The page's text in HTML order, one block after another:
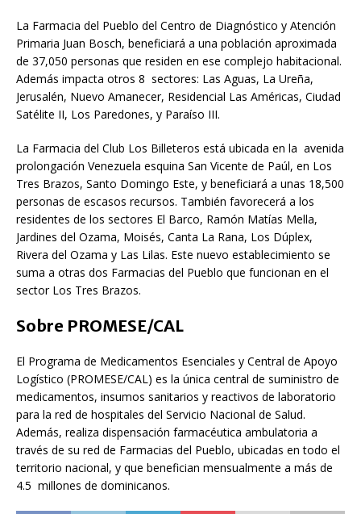
La Farmacia del Pueblo del Centro de Diagnóstico y Atención
Primaria Juan Bosch, beneficiará a una población aproximada
de 37,050 personas que residen en ese complejo habitacional.
Además impacta otros 8 sectores: Las Aguas, La Ureña,
Jerusalén, Nuevo Amanecer, Residencial Las Américas, Ciudad
Satélite II, Los Paredones, y Paraíso III.
La Farmacia del Club Los Billeteros está ubicada en la avenida
prolongación Venezuela esquina San Vicente de Paúl, en Los
Tres Brazos, Santo Domingo Este, y beneficiará a unas 18,500
personas de escasos recursos. También favorecerá a los
residentes de los sectores El Barco, Ramón Matías Mella,
Jardines del Ozama, Moisés, Canta La Rana, Los Dúplex,
Rivera del Ozama y Las Lilas. Este nuevo establecimiento se
suma a otras dos Farmacias del Pueblo que funcionan en el
sector Los Tres Brazos.
Sobre PROMESE/CAL
El Programa de Medicamentos Esenciales y Central de Apoyo
Logístico (PROMESE/CAL) es la única central de suministro de
medicamentos, insumos sanitarios y reactivos de laboratorio
para la red de hospitales del Servicio Nacional de Salud.
Además, realiza dispensación farmacéutica ambulatoria a
través de su red de Farmacias del Pueblo, ubicadas en todo el
territorio nacional, y que benefician mensualmente a más de
4.5 millones de dominicanos.